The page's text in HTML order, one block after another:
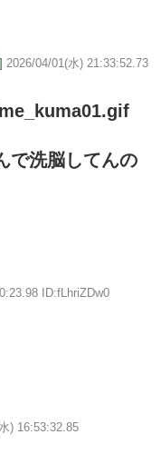
2026/04/01(水) 21:33:52.73
で洗脳してんの
ID:fLhriZDw0
) 16:53:32.85